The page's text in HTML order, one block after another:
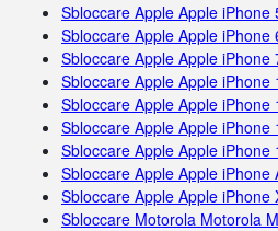
Sbloccare Apple Apple iPhone
Sbloccare Apple Apple iPhone
Sbloccare Apple Apple iPhone
Sbloccare Apple Apple iPhone
Sbloccare Apple Apple iPhone
Sbloccare Apple Apple iPhone
Sbloccare Apple Apple iPhone
Sbloccare Apple Apple iPhone
Sbloccare Apple Apple iPhone
Sbloccare Motorola Motorola